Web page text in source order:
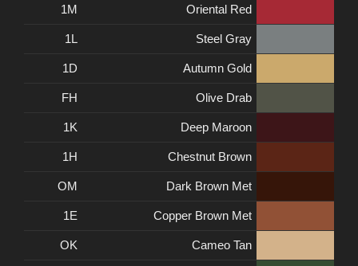
Oriental Red
1M
Steel Gray
1L
Autumn Gold
1D
Olive Drab
FH
Deep Maroon
1K
Chestnut Brown
1H
Dark Brown Met
OM
Copper Brown Met
1E
Cameo Tan
OK